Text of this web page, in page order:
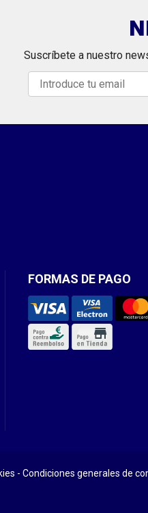
Suscríbete a nuestro
FORMAS DE PAGO
- Condiciones generales de